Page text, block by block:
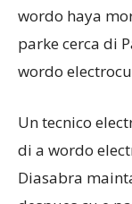
Aruba
wordo haya
parke cerca di
wordo
Un tecnico
di a wordo
Diasabra